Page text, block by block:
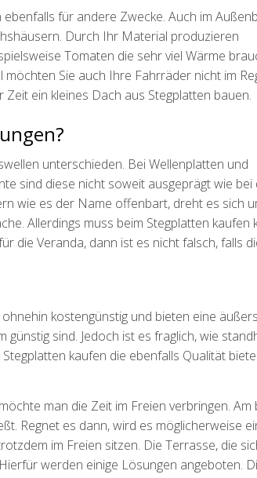
für andere Zwecke. Auch im
Durch Ihr Material produzieren
Tomaten die sehr viel Wärme
Sie auch Ihre Fahrräder nicht im
ein kleines Dach aus Stegplatten bauen.
unterschieden. Bei Wellenplatten und
sind diese nicht soweit ausgeprägt wie bei
wie es der Name offenbart, dreht es sich
Allerdings muss beim Stegplatten kaufen
die Veranda, dann ist es nicht falsch, falls
kostengünstig und bieten eine
sind. Jedoch ist es fraglich, wie
kaufen die ebenfalls Qualität
man die Zeit im Freien verbringen. Am
Regnet es dann, wird es möglicherweise
im Freien sitzen. Die Terrasse, die
werden einige Lösungen angeboten.